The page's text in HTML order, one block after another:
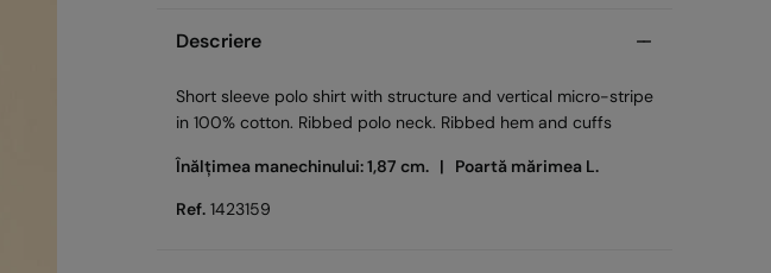
Descriere
Short sleeve polo shirt with structure and vertical micro-stripe
in 100% cotton. Ribbed polo neck. Ribbed hem and cuffs
Înălțimea manechinului: 1,87 cm. | Poartă mărimea L.
Ref. 1423159